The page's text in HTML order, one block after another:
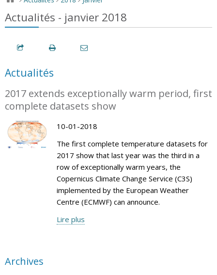
Actualités - janvier 2018
Actualités
2017 extends exceptionally warm period, first
complete datasets show
10-01-2018
The first complete temperature datasets for
2017 show that last year was the third in a
row of exceptionally warm years, the
Copernicus Climate Change Service (C3S)
implemented by the European Weather
Centre (ECMWF) can announce.
Lire plus
Archives